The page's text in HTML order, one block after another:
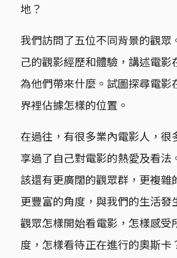
地？
我們訪問了五位不同背景的觀眾
己的觀影經歷和體驗，講述電影
為他們帶來什麼。試圖探尋電影
界裡佔據怎樣的位置。
在過往，有很多業內電影人，很
享過了自己對電影的熱愛及看法
該還有更廣闊的觀眾群，更複雜
更豐富的角度，與我們的生活發
觀眾怎樣開始看電影，怎樣感受
度，怎樣看待正在進行的奧斯卡